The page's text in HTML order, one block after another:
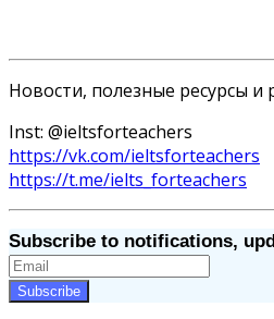
Новости, полезные ресурсы и
Inst: @ieltsforteachers
https://vk.com/ieltsforteachers
https://t.me/ielts_forteachers
Subscribe to notifications,
Subscribe